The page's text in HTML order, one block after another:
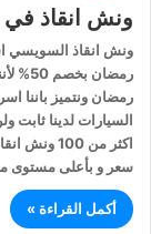
ونش انقاذ
ونش انقاذ السويسي
رمضان ونتميز باننا
السيارات لدينا ثابت
اكثر من
سعر و بأعلى مستوى
أكمل القراءة »